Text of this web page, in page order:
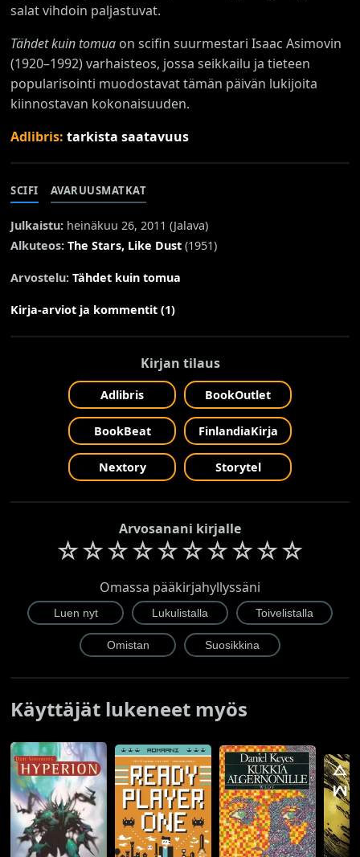
salat vihdoin paljastuvat.
Tähdet kuin tomua on scifin suurmestari Isaac Asimovin
(1920–1992) varhaisteos, jossa seikkailu ja tieteen
popularisointi muodostavat tämän päivän lukijoita
kiinnostavan kokonaisuuden.
Adlibris:tarkista saatavuus
SCIFI AVARUUSMATKAT
Julkaistu: heinäkuu 26, 2011 (Jalava)
Alkuteos: The Stars, Like Dust (1951)
Arvostelu:Tähdet kuin tomua
Kirja-arviot ja kommentit (1)
Kirjan tilaus
Adlibris BookOutlet
BookBeat FinlandiaKirja
Nextory Storytel
Arvosanani kirjalle
☆☆☆☆☆☆☆☆☆☆
Omassa pääkirjahyllyssäni
Käyttäjät lukeneet myös